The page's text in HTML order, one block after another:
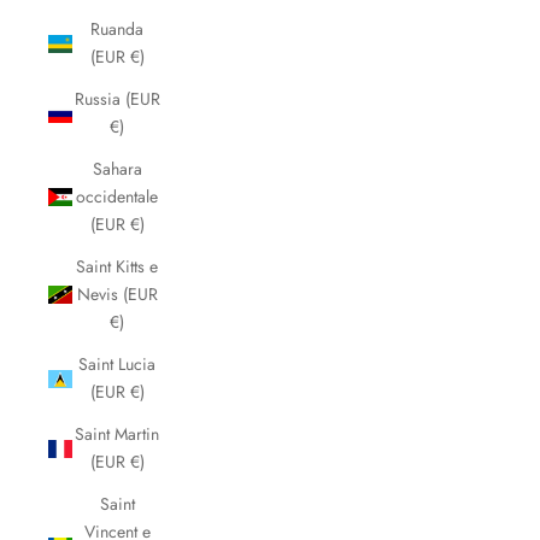
Ruanda
(EUR €)
Russia (EUR
€)
Sahara
occidentale
(EUR €)
Saint Kitts e
Nevis (EUR
€)
Saint Lucia
(EUR €)
Saint Martin
(EUR €)
Saint
Vincent e